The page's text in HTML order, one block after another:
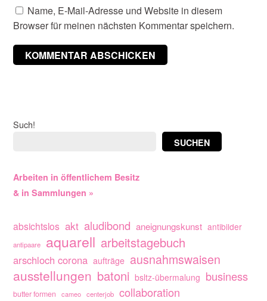
Name, E-Mail-Adresse und Website in diesem
Browser für meinen nächsten Kommentar speichern.
Such!
SUCHEN
Arbeiten in öffentlichem Besitz
& in Sammlungen »
absichtslos akt aludibond aneignungskunst antibilder
antipaare aquarell arbeitstagebuch
arschloch corona aufträge ausnahmswaisen
ausstellungen batoni bsltz-übermalung business
butter formen cameo centerjob collaboration